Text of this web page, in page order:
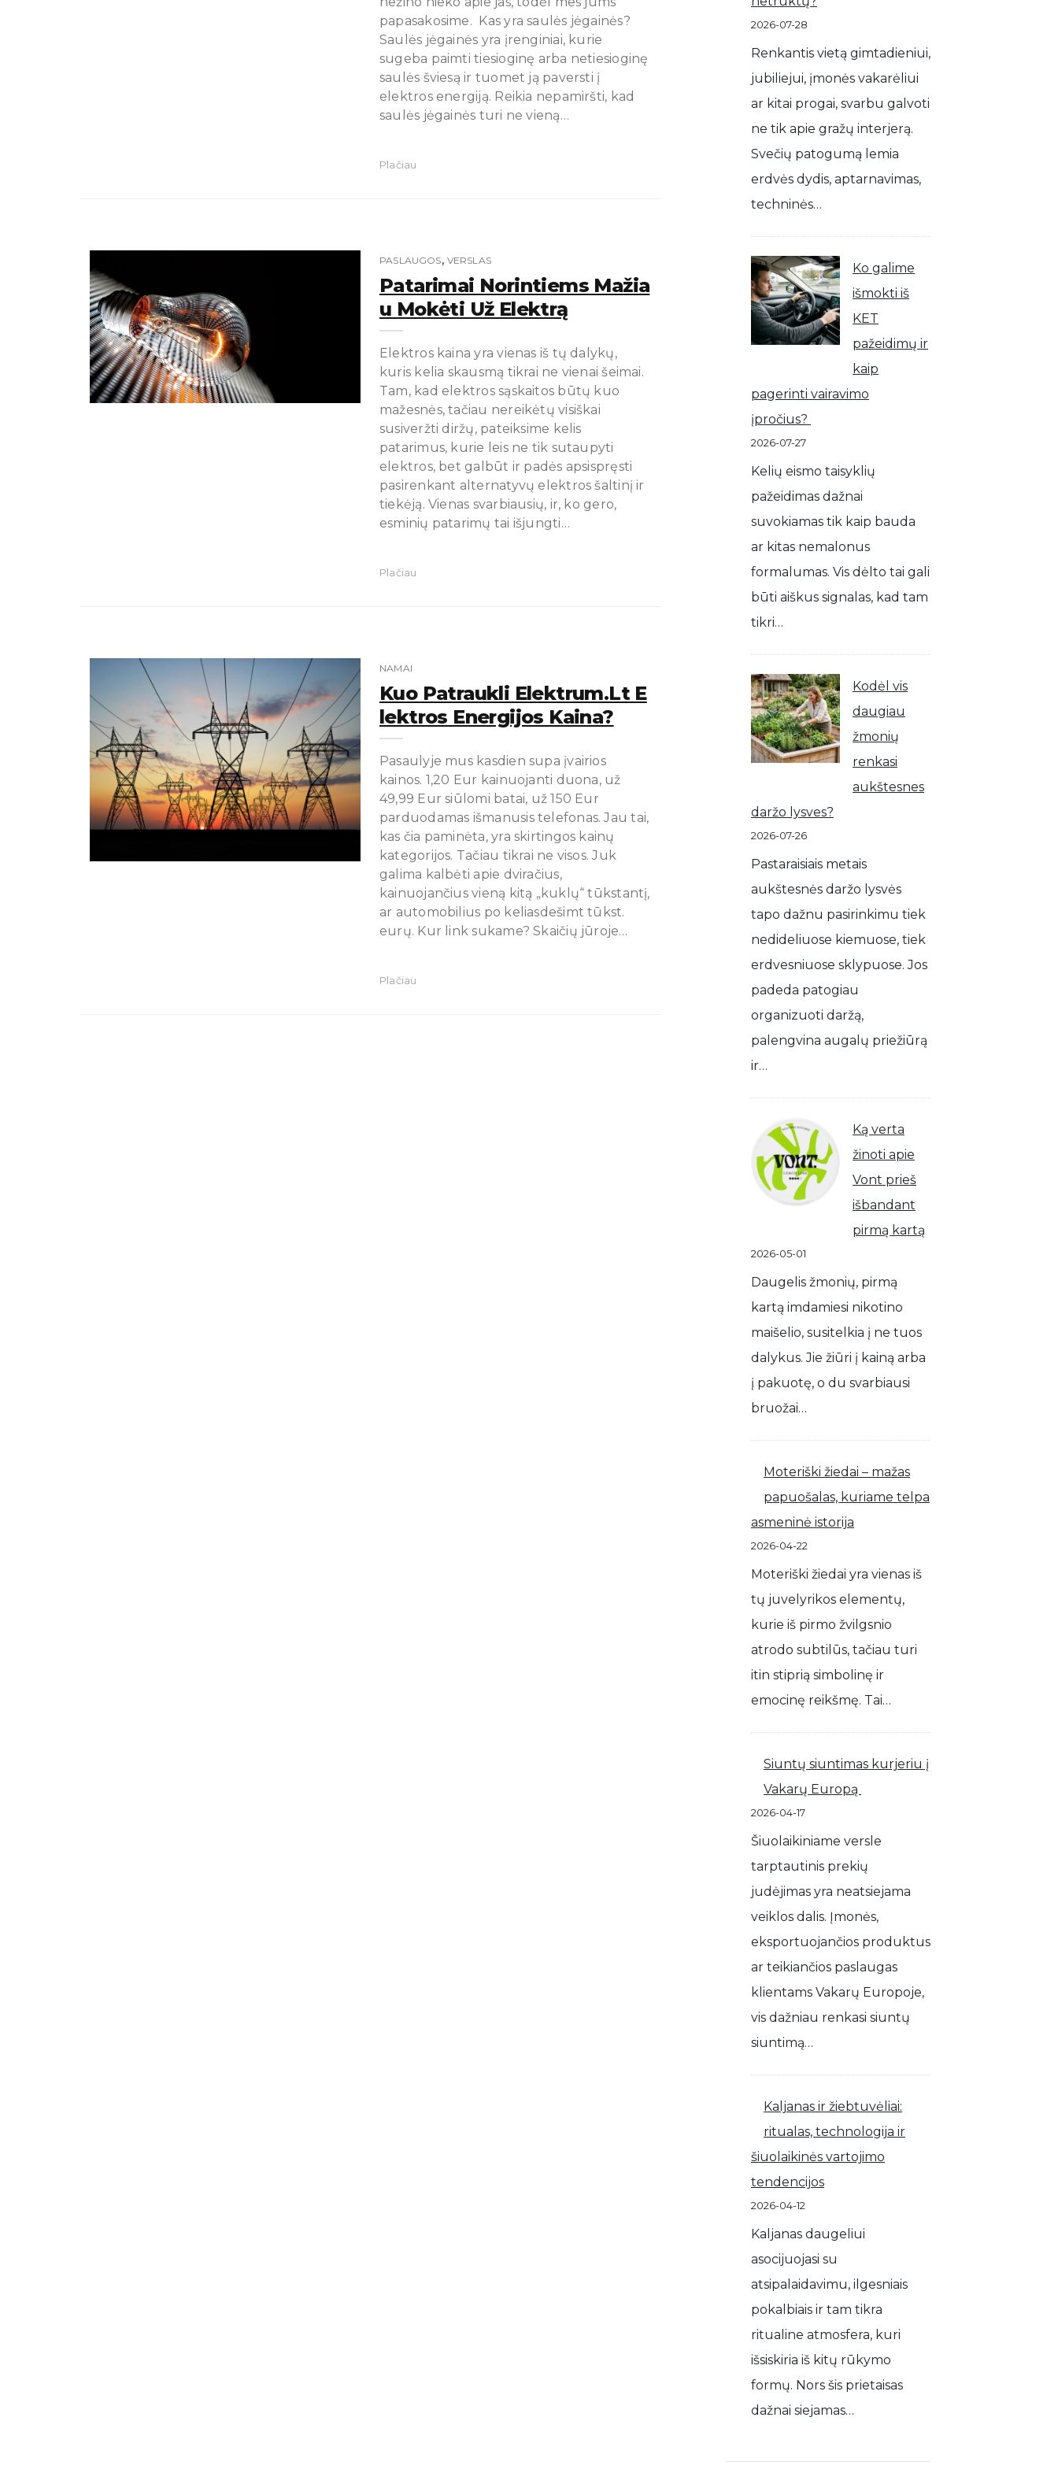
papasakosime. Kas yra saulės jėgainės?
Saulės jėgainės yra įrenginiai, kurie
sugeba paimti tiesioginę arba netiesioginę
saulės šviesą ir tuomet ją paversti į
elektros energiją. Reikia nepamiršti, kad
saulės jėgainės turi ne vieną…
Plačiau
PASLAUGOS, VERSLAS
Patarimai Norintiems Mažia
U Mokėti Už Elektrą
Elektros kaina yra vienas iš tų dalykų,
kuris kelia skausmą tikrai ne vienai šeimai.
Tam, kad elektros sąskaitos būtų kuo
mažesnės, tačiau nereikėtų visiškai
susiveržti diržų, pateiksime kelis
patarimus, kurie leis ne tik sutaupyti
elektros, bet galbūt ir padės apsispręsti
pasirenkant alternatyvų elektros šaltinį ir
tiekėją. Vienas svarbiausių, ir, ko gero,
esminių patarimų tai išjungti…
Plačiau
NAMAI
Kuo Patraukli Elektrum.lt E
Lektros Energijos Kaina?
Pasaulyje mus kasdien supa įvairios
kainos. 1,20 Eur kainuojanti duona, už
49,99 Eur siūlomi batai, už 150 Eur
parduodamas išmanusis telefonas. Jau tai,
kas čia paminėta, yra skirtingos kainų
kategorijos. Tačiau tikrai ne visos. Juk
galima kalbėti apie dviračius,
kainuojančius vieną kitą „kuklų“ tūkstantį,
ar automobilius po keliasdešimt tūkst.
eurų. Kur link sukame? Skaičių jūroje…
Plačiau
2026-07-28
Renkantis vietą gimtadieniui,
jubiliejui, įmonės vakarėliui
ar kitai progai, svarbu galvoti
ne tik apie gražų interjerą.
Svečių patogumą lemia
erdvės dydis, aptarnavimas,
techninės…
Ko galime
išmokti iš
KET
pažeidimų ir
kaip
pagerinti vairavimo
įpročius?
2026-07-27
Kelių eismo taisyklių
pažeidimas dažnai
suvokiamas tik kaip bauda
ar kitas nemalonus
formalumas. Vis dėlto tai gali
būti aiškus signalas, kad tam
tikri…
Kodėl vis
daugiau
žmonių
renkasi
aukštesnes
daržo lysves?
2026-07-26
Pastaraisiais metais
aukštesnės daržo lysvės
tapo dažnu pasirinkimu tiek
nedideliuose kiemuose, tiek
erdvesniuose sklypuose. Jos
padeda patogiau
organizuoti daržą,
palengvina augalų priežiūrą
ir…
Ką verta
žinoti apie
Vont prieš
išbandant
pirmą kartą
2026-05-01
Daugelis žmonių, pirmą
kartą imdamiesi nikotino
maišelio, susitelkia į ne tuos
dalykus. Jie žiūri į kainą arba
į pakuotę, o du svarbiausi
bruožai…
Moteriški žiedai – mažas
papuošalas, kuriame telpa
asmeninė istorija
2026-04-22
Moteriški žiedai yra vienas iš
tų juvelyrikos elementų,
kurie iš pirmo žvilgsnio
atrodo subtilūs, tačiau turi
itin stiprią simbolinę ir
emocinę reikšmę. Tai…
Siuntų siuntimas kurjeriu į
Vakarų Europą
2026-04-17
Šiuolaikiniame versle
tarptautinis prekių
judėjimas yra neatsiejama
veiklos dalis. Įmonės,
eksportuojančios produktus
ar teikiančios paslaugas
klientams Vakarų Europoje,
vis dažniau renkasi siuntų
siuntimą…
Kaljanas ir žiebtuvėliai:
ritualas, technologija ir
šiuolaikinės vartojimo
tendencijos
2026-04-12
Kaljanas daugeliui
asocijuojasi su
atsipalaidavimu, ilgesniais
pokalbiais ir tam tikra
ritualine atmosfera, kuri
išsiskiria iš kitų rūkymo
formų. Nors šis prietaisas
dažnai siejamas…